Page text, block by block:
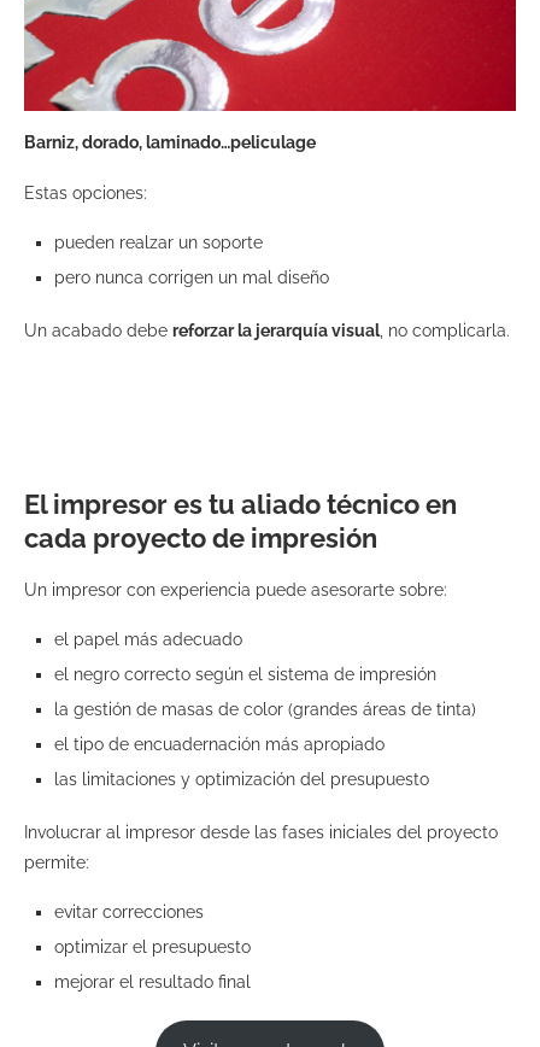
Barniz, dorado,laminado…peliculage
Estas opciones:
pueden realzar un soporte
pero nunca corrigen un mal diseño
Un acabado debe reforzar la jerarquía visual, no complicarla.
El impresor es tu aliado técnico en
cada proyecto de impresión
Un impresor con experiencia puede asesorarte sobre:
el papel más adecuado
el negro correcto según el sistema de impresión
la gestión de masas de color (grandes áreas de tinta)
el tipo de encuadernación más apropiado
las limitaciones y optimización del presupuesto
Involucrar al impresor desde las fases iniciales del proyecto
permite:
evitar correcciones
optimizar el presupuesto
mejorar el resultado final